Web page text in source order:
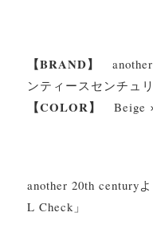
【BRAND】
ンティースセンチュ
【COLOR】 Beige
another 20th century
L Check」